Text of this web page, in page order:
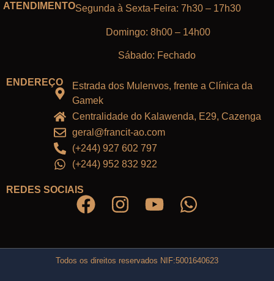
ATENDIMENTOSegunda à Sexta-Feira: 7h30 – 17h30
Domingo: 8h00 – 14h00
Sábado: Fechado
ENDEREÇO
Estrada dos Mulenvos, frente a Clínica da
Gamek
Centralidade do Kalawenda, E29, Cazenga
geral@francit-ao.com
(+244) 927 602 797
(+244) 952 832 922
REDES SOCIAIS
Todos os direitos reservados NIF:5001640623